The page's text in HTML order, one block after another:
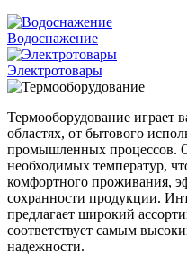
Водоснажение
Электротовары
Термооборудование играет
областях, от бытового
промышленных процессов.
необходимых температур,
комфортного проживания,
сохранности продукции.
предлагает широкий
соответствует самым
надежности.